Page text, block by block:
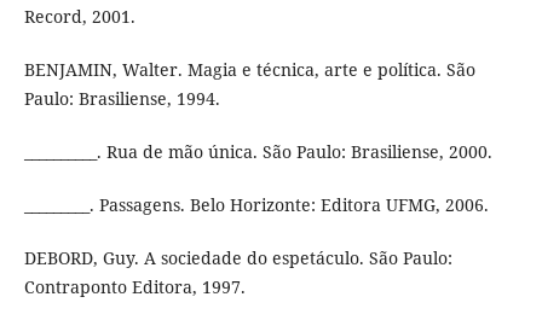
Record, 2001.
BENJAMIN, Walter. Magia e técnica, arte e política. São
Paulo: Brasiliense, 1994.
__________. Rua de mão única. São Paulo: Brasiliense, 2000.
_________. Passagens. Belo Horizonte: Editora UFMG, 2006.
DEBORD, Guy. A sociedade do espetáculo. São Paulo:
Contraponto Editora, 1997.